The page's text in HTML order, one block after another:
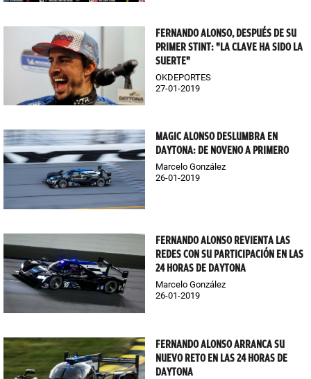
FERNANDO ALONSO, DESPUÉS DE SU
PRIMER STINT: "LA CLAVE HA SIDO LA
SUERTE"
OKDEPORTES
27-01-2019
MAGIC ALONSO DESLUMBRA EN
DAYTONA: DE NOVENO A PRIMERO
Marcelo González
26-01-2019
FERNANDO ALONSO REVIENTA LAS
REDES CON SU PARTICIPACIÓN EN LAS
24 HORAS DE DAYTONA
Marcelo González
26-01-2019
FERNANDO ALONSO ARRANCA SU
NUEVO RETO EN LAS 24 HORAS DE
DAYTONA